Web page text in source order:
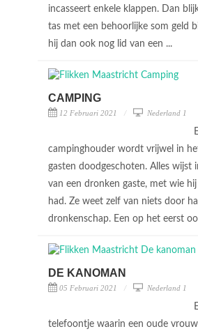
incasseert enkele klappen. Dan
tas met een behoorlijke som geld
hij dan ook nog lid van een ...
CAMPING
12 Februari 2021 Nederland 1
campinghouder wordt vrijwel in
gasten doodgeschoten. Alles wijst
van een dronken gaste, met wie
had. Ze weet zelf van niets door
dronkenschap. Een op het eerst
DE KANOMAN
05 Februari 2021 Nederland 1
telefoontje waarin een oude